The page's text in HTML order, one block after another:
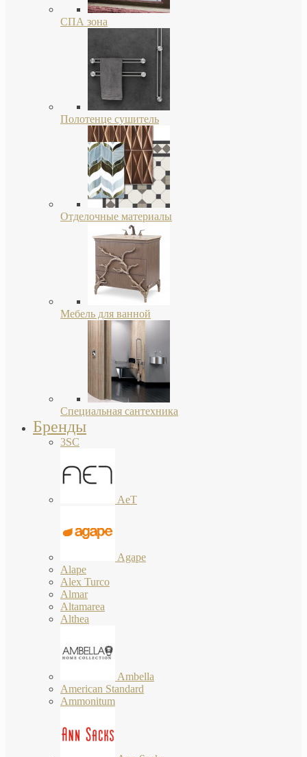
СПА зона
Полотенце сушитель
Отделочные материалы
Мебель для ванной
Специальная сантехника
Бренды
3SC
AeT
Agape
Alape
Alex Turco
Almar
Altamarea
Althea
Ambella
American Standard
Ammonitum